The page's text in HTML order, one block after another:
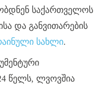
საქართველოს
და განვითარების
სახლი.
წელს, ლვოვშია